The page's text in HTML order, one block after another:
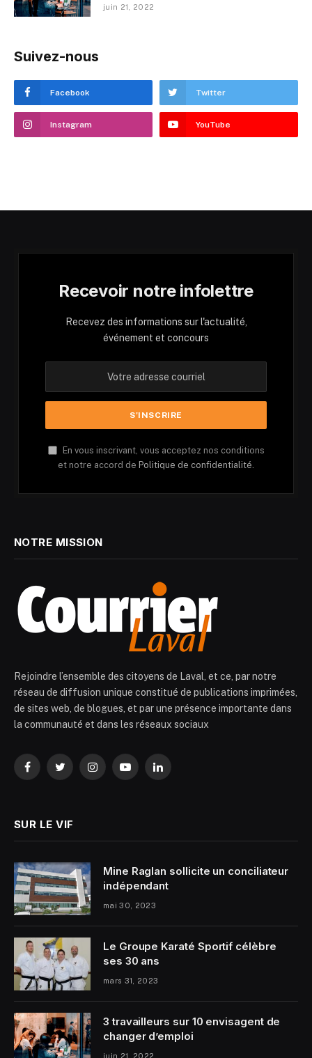
juin 21, 2022
Suivez-nous
Facebook Twitter
Instagram YouTube
Recevoir notre infolettre
Recevez des informations sur l'actualité,
événement et concours
En vous inscrivant, vous acceptez nos conditions
et notre accord de Politique de confidentialité.
NOTRE MISSION
Rejoindre l’ensemble des citoyens de Laval, et ce, par notre
réseau de diffusion unique constitué de publications imprimées,
de sites web, de blogues, et par une présence importante dans
la communauté et dans les réseaux sociaux
FacebookTwitterInstagramYouTubeLinkedIn
SUR LE VIF
Mine Raglan sollicite un conciliateur
indépendant
mai 30, 2023
Le Groupe Karaté Sportif célèbre
ses 30 ans
mars 31, 2023
3 travailleurs sur 10 envisagent de
changer d’emploi
juin 21, 2022